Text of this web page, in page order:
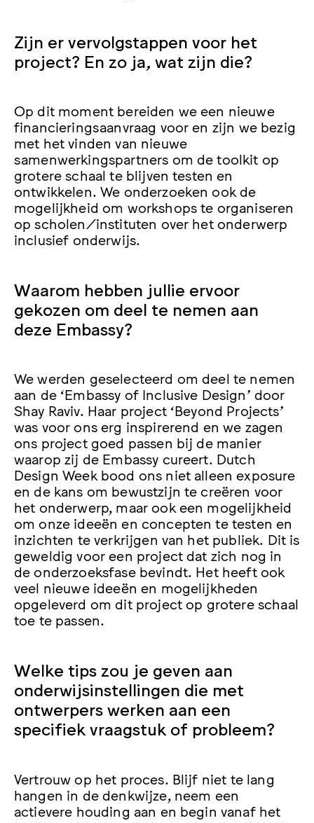
Zijn er vervolgstappen voor het
project? En zo ja, wat zijn die?
Op dit moment bereiden we een nieuwe
financieringsaanvraag voor en zijn we bezig
met het vinden van nieuwe
samenwerkingspartners om de toolkit op
grotere schaal te blijven testen en
ontwikkelen. We onderzoeken ook de
mogelijkheid om workshops te organiseren
op scholen/instituten over het onderwerp
inclusief onderwijs.
Waarom hebben jullie ervoor
gekozen om deel te nemen aan
deze Embassy?
We werden geselecteerd om deel te nemen
aan de ‘Embassy of Inclusive Design’ door
Shay Raviv. Haar project ‘Beyond Projects’
was voor ons erg inspirerend en we zagen
ons project goed passen bij de manier
waarop zij de Embassy cureert. Dutch
Design Week bood ons niet alleen exposure
en de kans om bewustzijn te creëren voor
het onderwerp, maar ook een mogelijkheid
om onze ideeën en concepten te testen en
inzichten te verkrijgen van het publiek. Dit is
geweldig voor een project dat zich nog in
de onderzoeksfase bevindt. Het heeft ook
veel nieuwe ideeën en mogelijkheden
opgeleverd om dit project op grotere schaal
toe te passen.
Welke tips zou je geven aan
onderwijsinstellingen die met
ontwerpers werken aan een
specifiek vraagstuk of probleem?
Vertrouw op het proces. Blijf niet te lang
hangen in de denkwijze, neem een
actievere houding aan en begin vanaf het